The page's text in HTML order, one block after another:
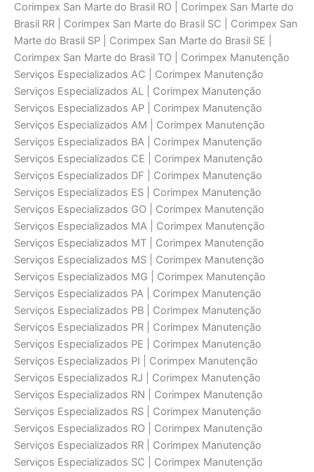
Corimpex San Marte do Brasil RO | Corimpex San Marte do
Brasil RR | Corimpex San Marte do Brasil SC | Corimpex San
Marte do Brasil SP | Corimpex San Marte do Brasil SE |
Corimpex San Marte do Brasil TO | Corimpex Manutenção
Serviços Especializados AC | Corimpex Manutenção
Serviços Especializados AL | Corimpex Manutenção
Serviços Especializados AP | Corimpex Manutenção
Serviços Especializados AM | Corimpex Manutenção
Serviços Especializados BA | Corimpex Manutenção
Serviços Especializados CE | Corimpex Manutenção
Serviços Especializados DF | Corimpex Manutenção
Serviços Especializados ES | Corimpex Manutenção
Serviços Especializados GO | Corimpex Manutenção
Serviços Especializados MA | Corimpex Manutenção
Serviços Especializados MT | Corimpex Manutenção
Serviços Especializados MS | Corimpex Manutenção
Serviços Especializados MG | Corimpex Manutenção
Serviços Especializados PA | Corimpex Manutenção
Serviços Especializados PB | Corimpex Manutenção
Serviços Especializados PR | Corimpex Manutenção
Serviços Especializados PE | Corimpex Manutenção
Serviços Especializados PI | Corimpex Manutenção
Serviços Especializados RJ | Corimpex Manutenção
Serviços Especializados RN | Corimpex Manutenção
Serviços Especializados RS | Corimpex Manutenção
Serviços Especializados RO | Corimpex Manutenção
Serviços Especializados RR | Corimpex Manutenção
Serviços Especializados SC | Corimpex Manutenção